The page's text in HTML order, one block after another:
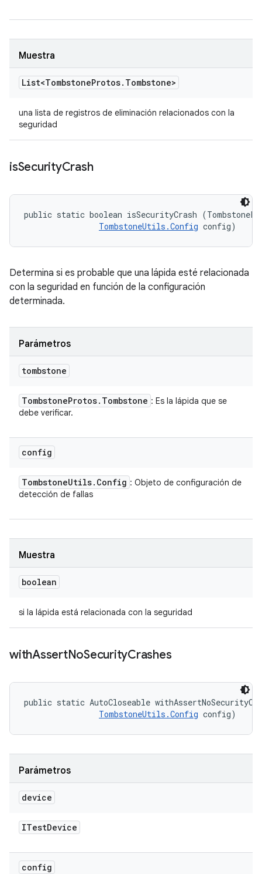
Muestra
List<TombstoneProtos. Tombstone>
una lista de registros de eliminación relacionados con la
seguridad
isSecurityCrash
public static boolean isSecurityCrash
TombstoneUtils.Config config)
Determina si es probable que una lápida esté relacionada
con la seguridad en función de la configuración
determinada.
Parámetros
tombstone
TombstoneProtos. Tombstone : Es la lápida que se
debe verificar.
config
TombstoneUtils. Config : Objeto de configuración de
detección de fallas
Muestra
boolean
si la lápida está relacionada con la seguridad
withAssertNoSecurityCrashes
public static AutoCloseable
TombstoneUtils.Config config)
Parámetros
device
ITestDevice
config